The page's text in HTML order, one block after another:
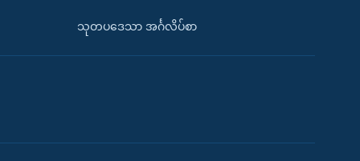
သုတပဒေသာ အင်္ဂလိပ်စာ